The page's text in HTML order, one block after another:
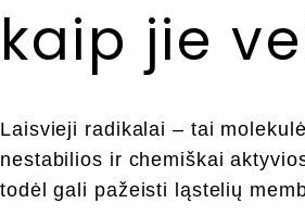
kaip jie
Laisvieji radikalai – tai
nestabilios ir chemiškai
todėl gali pažeisti ląstelių